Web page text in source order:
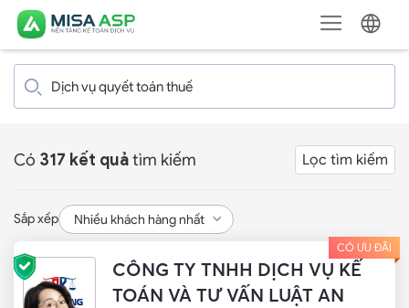
Có 317 kết quảtìm kiếm Lọc tìm kiếm
Sắp xếp
CÓ ƯU ĐÃI
CÔNG TY TNHH DỊCH VỤ KẾ
TOÁN VÀ TƯ VẤN LUẬT AN